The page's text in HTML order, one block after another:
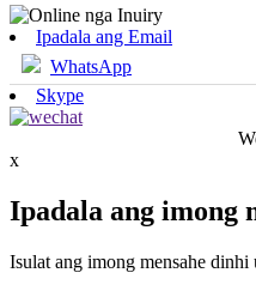
Ipadala ang Email
WhatsApp
Skype
x
Ipadala ang imong
Isulat ang imong mensahe